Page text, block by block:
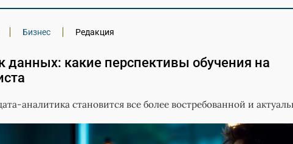
Бизнес Редакция
данных: какие перспективы обучения на
аналитика становится все более востребованной и